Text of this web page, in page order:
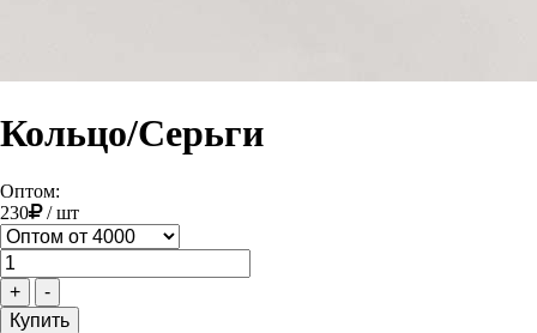
Кольцо/Серьги
Оптом:
230
/шт
+ -